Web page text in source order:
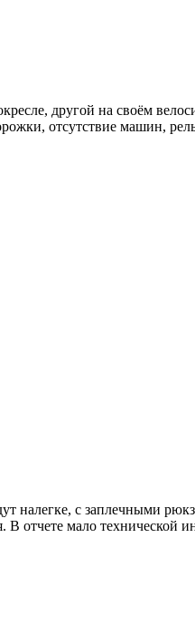
другой на своём
отсутствие машин,
с заплечными
В отчете мало технической